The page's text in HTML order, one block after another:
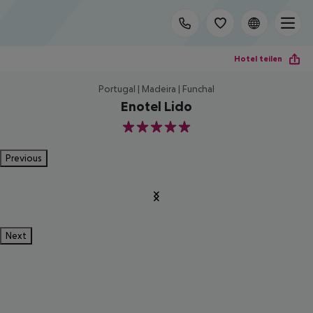
Hotel teilen
Portugal | Madeira | Funchal
Enotel Lido
5
Previous
Next